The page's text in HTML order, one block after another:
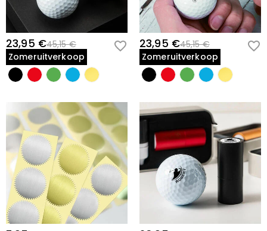
23,95 €45,15 €
Zomeruitverkoop
23,95 €45,15 €
Zomeruitverkoop